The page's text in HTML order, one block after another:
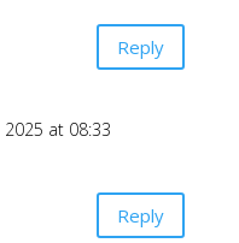
Reply
2025 at 08:33
Reply